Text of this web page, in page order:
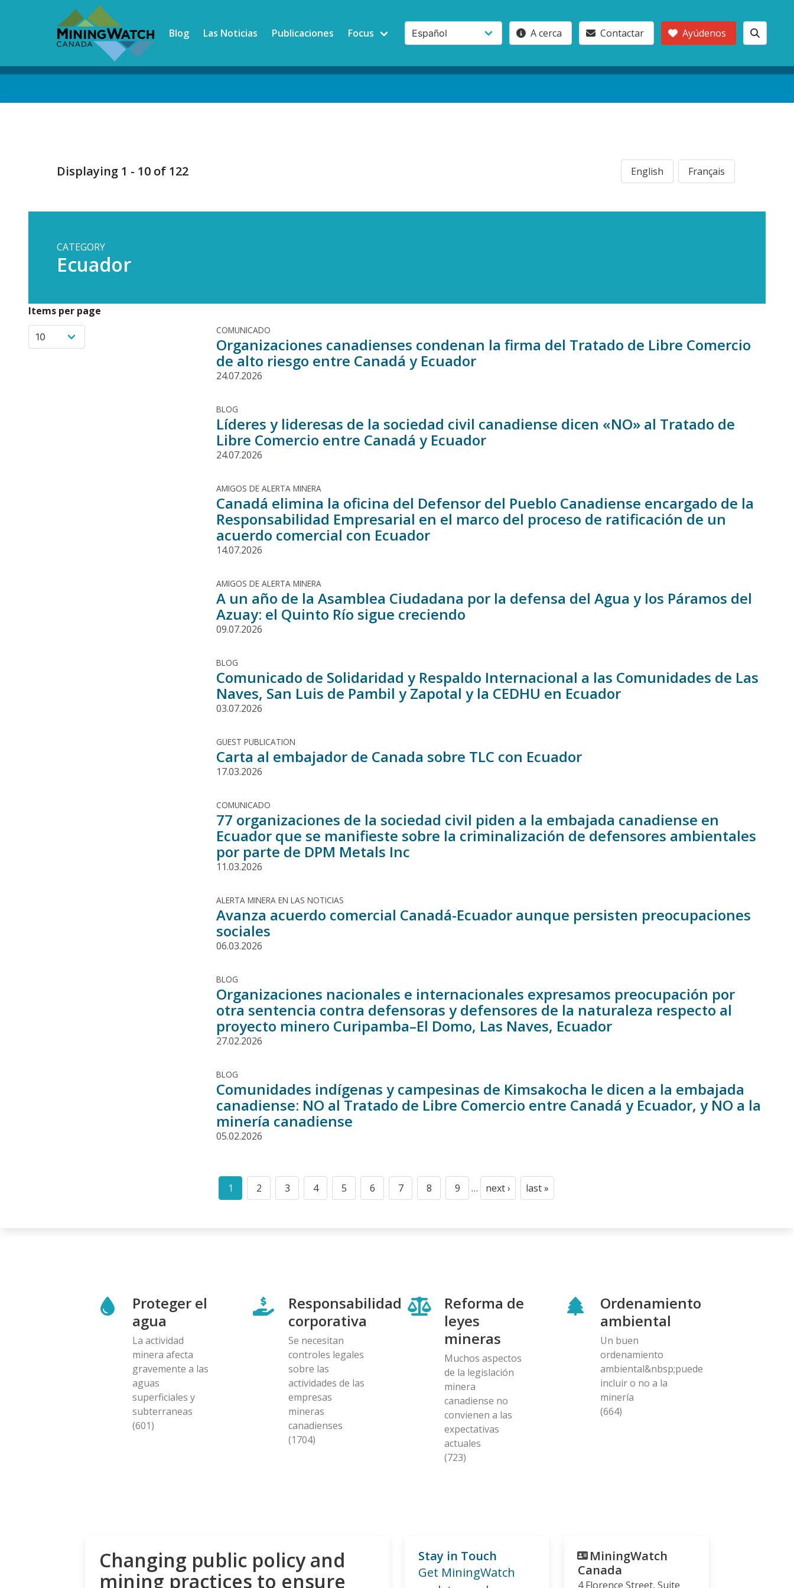
Blog Las Noticias Publicaciones Focus A cerca Contactar Ayúdenos
Displaying 1 - 10 of 122 English Français
CATEGORY
Ecuador
Items per page
COMUNICADO
Organizaciones canadienses condenan la firma del Tratado de Libre Comercio
de alto riesgo entre Canadá y Ecuador
24.07.2026
BLOG
Líderes y lideresas de la sociedad civil canadiense dicen «NO» al Tratado de
Libre Comercio entre Canadá y Ecuador
24.07.2026
AMIGOS DE ALERTA MINERA
Canadá elimina la oficina del Defensor del Pueblo Canadiense encargado de la
Responsabilidad Empresarial en el marco del proceso de ratificación de un
acuerdo comercial con Ecuador
14.07.2026
AMIGOS DE ALERTA MINERA
A un año de la Asamblea Ciudadana por la defensa del Agua y los Páramos del
Azuay: el Quinto Río sigue creciendo
09.07.2026
BLOG
Comunicado de Solidaridad y Respaldo Internacional a las Comunidades de Las
Naves, San Luis de Pambil y Zapotal y la CEDHU en Ecuador
03.07.2026
GUEST PUBLICATION
Carta al embajador de Canada sobre TLC con Ecuador
17.03.2026
COMUNICADO
77 organizaciones de la sociedad civil piden a la embajada canadiense en
Ecuador que se manifieste sobre la criminalización de defensores ambientales
por parte de DPM Metals Inc
11.03.2026
ALERTA MINERA EN LAS NOTICIAS
Avanza acuerdo comercial Canadá-Ecuador aunque persisten preocupaciones
sociales
06.03.2026
BLOG
Organizaciones nacionales e internacionales expresamos preocupación por
otra sentencia contra defensoras y defensores de la naturaleza respecto al
proyecto minero Curipamba–El Domo, Las Naves, Ecuador
27.02.2026
BLOG
Comunidades indígenas y campesinas de Kimsakocha le dicen a la embajada
canadiense: NO al Tratado de Libre Comercio entre Canadá y Ecuador, y NO a la
minería canadiense
05.02.2026
Paginación
Current
1
Page
2
Page
3
Page
4
Page
5
Page
6
Page
7
Page
8
Page
9 …
Next
next ›
Last
last »
Proteger el
agua
La actividad
minera afecta
gravemente a las
aguas
superficiales y
subterraneas
(601)
Responsabilidad
corporativa
Se necesitan
controles legales
sobre las
actividades de las
empresas
mineras
canadienses
(1704)
Reforma de
leyes
mineras
Muchos aspectos
de la legislación
minera
canadiense no
convienen a las
expectativas
actuales
(723)
Ordenamiento
ambiental
Un buen
ordenamiento
ambiental&nbsp;puede
incluir o no a la
minería
(664)
Changing public policy and
mining practices to ensure
Stay in Touch
Get MiningWatch
MiningWatch
Canada
4 Florence Street, Suite